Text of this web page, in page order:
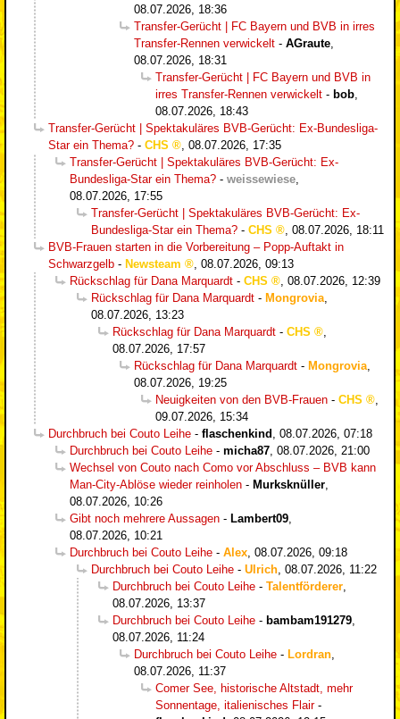
08.07.2026, 18:36
Transfer-Gerücht | FC Bayern und BVB in irres
Transfer-Rennen verwickelt - AGraute,
08.07.2026, 18:31
Transfer-Gerücht | FC Bayern und BVB in
irres Transfer-Rennen verwickelt - bob,
08.07.2026, 18:43
Transfer-Gerücht | Spektakuläres BVB-Gerücht: Ex-Bundesliga-
Star ein Thema? - CHS , 08.07.2026, 17:35
Transfer-Gerücht | Spektakuläres BVB-Gerücht: Ex-
Bundesliga-Star ein Thema? - weissewiese,
08.07.2026, 17:55
Transfer-Gerücht | Spektakuläres BVB-Gerücht: Ex-
Bundesliga-Star ein Thema? - CHS , 08.07.2026, 18:11
BVB-Frauen starten in die Vorbereitung – Popp-Auftakt in
Schwarzgelb - Newsteam , 08.07.2026, 09:13
Rückschlag für Dana Marquardt - CHS , 08.07.2026, 12:39
Rückschlag für Dana Marquardt - Mongrovia,
08.07.2026, 13:23
Rückschlag für Dana Marquardt - CHS
,
08.07.2026, 17:57
Rückschlag für Dana Marquardt - Mongrovia,
08.07.2026, 19:25
Neuigkeiten von den BVB-Frauen - CHS
,
09.07.2026, 15:34
Durchbruch bei Couto Leihe - flaschenkind , 08.07.2026, 07:18
Durchbruch bei Couto Leihe - micha87, 08.07.2026, 21:00
Wechsel von Couto nach Como vor Abschluss – BVB kann
Man-City-Ablöse wieder reinholen - Murksknüller,
08.07.2026, 10:26
Gibt noch mehrere Aussagen - Lambert09,
08.07.2026, 10:21
Durchbruch bei Couto Leihe - Alex, 08.07.2026, 09:18
Durchbruch bei Couto Leihe - Ulrich, 08.07.2026, 11:22
Durchbruch bei Couto Leihe - Talentförderer,
08.07.2026, 13:37
Durchbruch bei Couto Leihe - bambam191279,
08.07.2026, 11:24
Durchbruch bei Couto Leihe - Lordran,
08.07.2026, 11:37
Comer See, historische Altstadt, mehr
Sonnentage, italienisches Flair-